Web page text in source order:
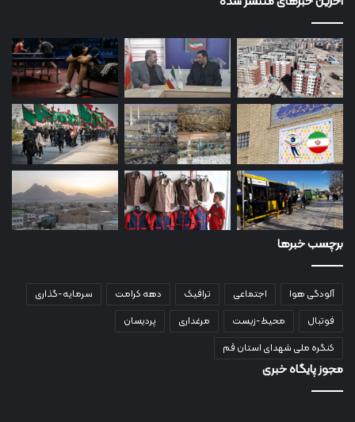
برچسب خبرها
آلودگی هوا اجتماعی ترافیک دهه کرامت
سرمایه-گذاری
فوتبال
محیط-زیست مرغداری
پردیسان
کنگره ملی شهدای استان قم
مجوز پایگاه خبری